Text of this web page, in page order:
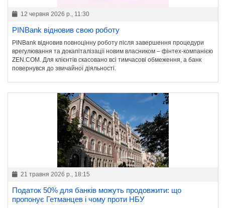
12 червня 2026 р., 11:30
PINBank відновив свою роботу
PINBank відновив повноцінну роботу після завершення процедури
врегулювання та докапіталізації новим власником – фінтех-компанією
ZEN.COM. Для клієнтів скасовано всі тимчасові обмеження, а банк
повернувся до звичайної діяльності.
21 травня 2026 р., 18:15
Податок 50% для банків можуть продовжити: що
пропонує Гетманцев і чому проти НБУ